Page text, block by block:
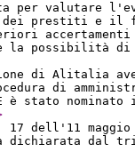
per valutare
dei prestiti e
la possibilità di
di Alitalia
di
è stato
dell'11
dal